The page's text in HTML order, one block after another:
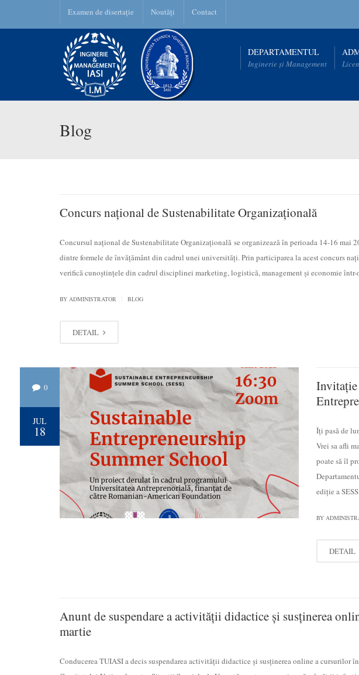
Examen de disertație Noutăți Contact
DEPARTAMENTUL
Inginerie și Management
Blog
Concurs național de Sustenabilitate Organizațională
Concursul național de Sustenabilitate Organizațională se organizează în perioada 14-16 mai
dintre formele de învățământ din cadrul unei universități. Prin participarea la acest concurs
verifică cunoştinţele din cadrul disciplinei marketing, logistică, management și economie
BY ADMINISTRATOR BLOG
DETAIL
0
JUL
18
Invitație
Îți pasă de
Vrei sa afli
poate să îl
ediție a
BY
DETAIL
Anunt de suspendare a activității didactice și susținerea
martie
Conducerea TUIASI a decis suspendarea activității didactice și susținerea online a